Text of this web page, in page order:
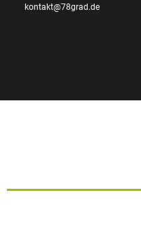
kontakt@78grad.de